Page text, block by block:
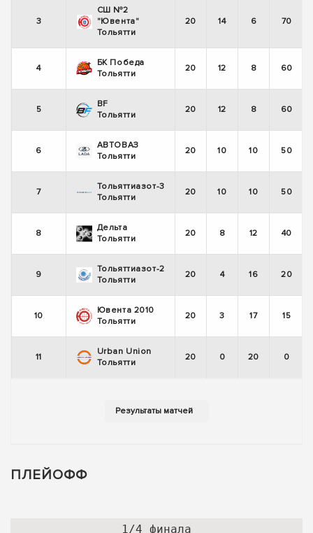
3
СШ №2
"Ювента"
Тольятти
20 14 6 70
4
БК Победа
Тольятти
20 12 8 60
5
BF
Тольятти
20 12 8 60
6
АВТОВАЗ
Тольятти
20 10 10 50
7
Тольяттиазот-3
Тольятти
20 10 10 50
8
Дельта
Тольятти
20 8 12 40
9
Тольяттиазот-2
Тольятти
20 4 16 20
10
Ювента 2010
Тольятти
20 3 17 15
11
Urban Union
Тольятти
20 0 20 0
ПЛЕЙОФФ
1/4 финала